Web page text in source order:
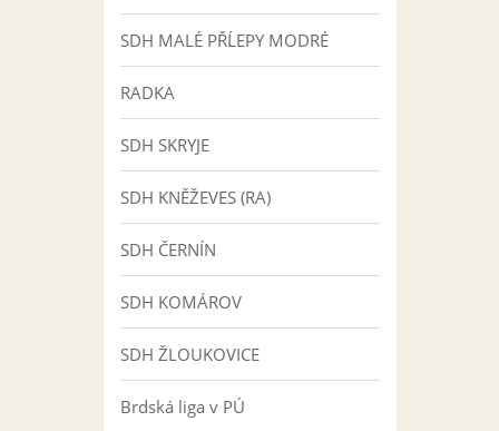
SDH MALÉ PŘĹEPY MODRÉ
RADKA
SDH SKRYJE
SDH KNĚŽEVES (RA)
SDH ČERNÍN
SDH KOMÁROV
SDH ŽLOUKOVICE
Brdská liga v PÚ